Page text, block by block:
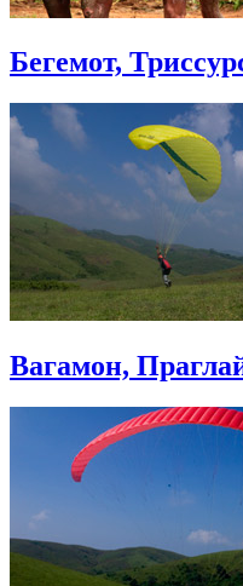
Бегемот,
Вагамон,